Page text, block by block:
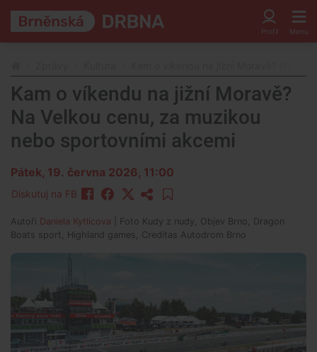
Kam o víkendu na jižní Moravě?
Na Velkou cenu, za muzikou
nebo sportovními akcemi
Pátek, 19. června 2026, 11:00
Diskutuj na FB
Autoři Daniela Kytlicova | Foto Kudy z nudy, Objev Brno, Dragon
Boats sport, Highland games, Creditas Autodrom Brno